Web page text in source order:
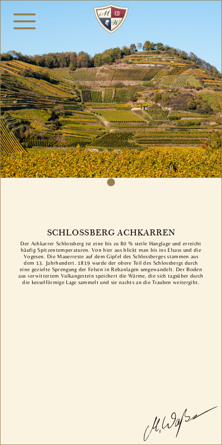
SCHLOSSBERG ACHKARREN
Der Achkarrer Schlossberg ist eine bis zu 80 % steile Hanglage und erreicht
häufig Spitzentemperaturen. Von hier aus blickt man bis ins Elsass und die
Vogesen. Die Mauerreste auf dem Gipfel des Schlossberges stammen aus
dem 13. Jahrhundert. 1819 wurde der obere Teil des Schlossbergs durch
eine gezielte Sprengung der Felsen in Rebanlagen umgewandelt. Der Boden
aus verwittertem Vulkangestein speichert die Wärme, die sich tagsüber durch
die kesselförmige Lage sammelt und sie nachts an die Trauben weitergibt.